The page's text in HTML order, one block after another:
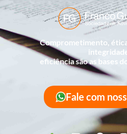
Comprometimento,
eficiência são as bases
Fale com